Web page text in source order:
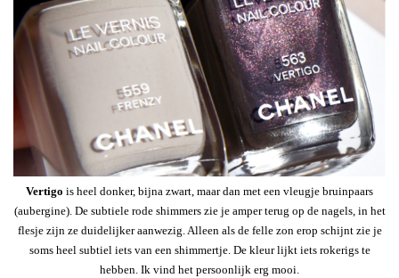
Vertigo is heel donker, bijna zwart, maar dan met een vleugje bruinpaars
(aubergine). De subtiele rode shimmers zie je amper terug op de nagels, in het
flesje zijn ze duidelijker aanwezig. Alleen als de felle zon erop schijnt zie je
soms heel subtiel iets van een shimmertje. De kleur lijkt iets rokerigs te
hebben. Ik vind het persoonlijk erg mooi.